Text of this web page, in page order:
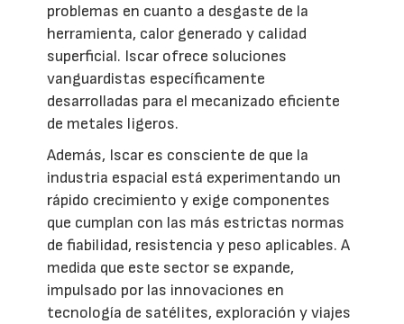
problemas en cuanto a desgaste de la
herramienta, calor generado y calidad
superficial. Iscar ofrece soluciones
vanguardistas específicamente
desarrolladas para el mecanizado eficiente
de metales ligeros.
Además, Iscar es consciente de que la
industria espacial está experimentando un
rápido crecimiento y exige componentes
que cumplan con las más estrictas normas
de fiabilidad, resistencia y peso aplicables. A
medida que este sector se expande,
impulsado por las innovaciones en
tecnología de satélites, exploración y viajes